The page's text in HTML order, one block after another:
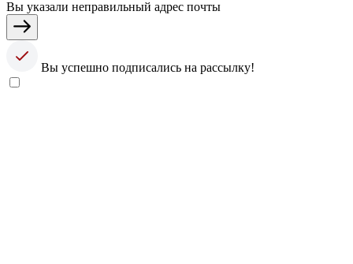
Вы указали неправильный адрес почты
Вы успешно подписались на рассылку!